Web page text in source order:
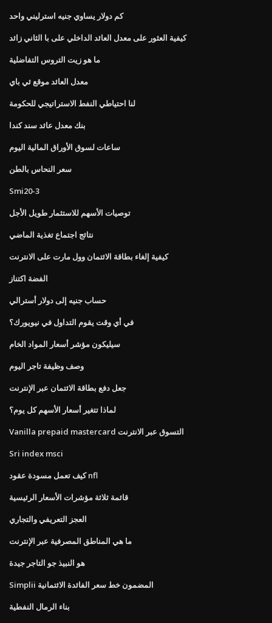
كم دولار يساوي جنيه استرليني واحد
كيفية العثور على معدل العائد الداخلي على با الثاني زائد
ما هو زيت التروس التفاضلية
معدل العائد موقع ئي باي
لنا احتياطي النفط الاستراتيجي للحكومة
بنك معدل عائد سند كندا
ساعات لسوق الأوراق المالية اليوم
سعر النحاس بالطن
Smi20-3
توصيات الأسهم للاستثمار طويل الأجل
نتائج اجتماع تغذية الماضي
كيفية إلغاء بطاقة الائتمان وول مارت على الانترنت
الفضة اكتناز
حساب جنيه إلى دولار أسترالي
في أي وقت يقوم التداول في نيويورك؟
سيليكون مؤشر أسعار المواد الخام
وصف وظيفة تاجر اليوم
جعل دفع بطاقة الائتمان عبر الإنترنت
لماذا تتغير أسعار الأسهم كل يوم؟
Vanilla prepaid mastercard التسوق عبر الانترنت
Sri index msci
كيف تعمل مسودة عقود nfl
قائمة ثلاثة مؤشرات الأسعار الرئيسية
العجز التعريفي والتجاري
ما هي المناطق المصرفية عبر الإنترنت
هو النبيذ جو التاجر جيدة
Simplii المضمون خط سعر الفائدة الائتمانية
بناء الرمال النفطية